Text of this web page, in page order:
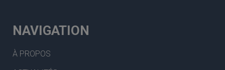
NAVIGATION
À PROPOS